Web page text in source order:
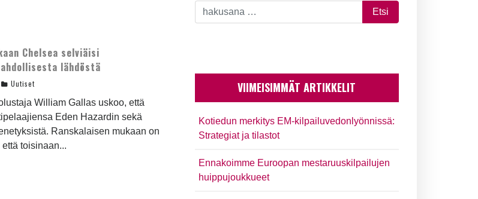
Chelsea selviäisi
lähdöstä
Uutiset
William Gallas uskoo, että
Eden Hazardin sekä
Ranskalaisen mukaan on
toisinaan...
VIIMEISIMMÄT ARTIKKELIT
Kotiedun merkitys EM-kilpailuvedonlyönnissä:
Strategiat ja tilastot
Ennakoimme Euroopan mestaruuskilpailujen
huippujoukkueet